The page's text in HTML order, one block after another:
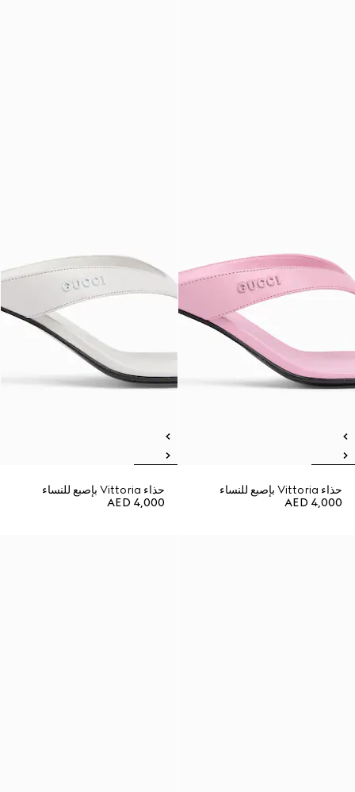
حذاء Vittoria بإصبع للنساء
AED 4,000
حذاء Vittoria بإصبع للنساء
AED 4,000